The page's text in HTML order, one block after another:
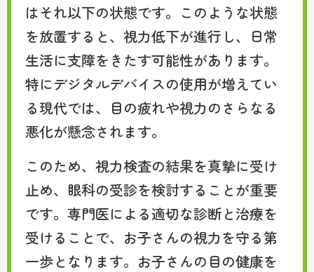
はそれ以下の状態です。このような状態
を放置すると、視力低下が進行し、日常
生活に支障をきたす可能性があります。
特にデジタルデバイスの使用が増えてい
る現代では、目の疲れや視力のさらなる
悪化が懸念されます。
このため、視力検査の結果を真摯に受け
止め、眼科の受診を検討することが重要
です。専門医による適切な診断と治療を
受けることで、お子さんの視力を守る第
一歩となります。お子さんの目の健康を